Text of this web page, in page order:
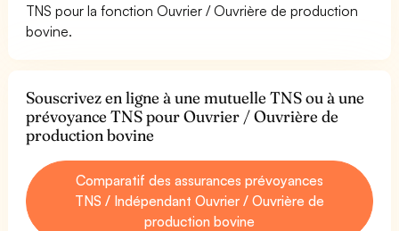
TNS pour la fonction Ouvrier / Ouvrière de production
bovine.
Souscrivez en ligne à une mutuelle TNS ou à une
prévoyance TNS pour Ouvrier / Ouvrière de
production bovine
Comparatif des assurances prévoyances
TNS / Indépendant Ouvrier / Ouvrière de
production bovine